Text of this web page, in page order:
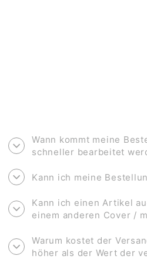
Wann kommt meine
schneller bearbeitet
Kann ich meine
Kann ich einen Artikel
einem anderen Cover /
Warum kostet der
höher als der Wert der